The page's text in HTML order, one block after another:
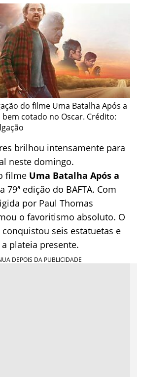
do filme Uma Batalha Após a
cotado no Oscar. Crédito:
brilhou intensamente para
neste domingo.
filme Uma Batalha Após a
79ª edição do BAFTA. Com
por Paul Thomas
o favoritismo absoluto. O
seis estatuetas e
plateia presente.